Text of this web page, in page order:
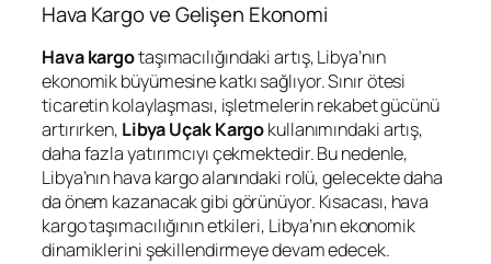
Hava Kargo ve Gelişen Ekonomi
Hava kargotaşımacılığındaki artış, Libya’nın
ekonomik büyümesine katkı sağlıyor. Sınır ötesi
ticaretin kolaylaşması, işletmelerin rekabet gücünü
artırırken, Libya Uçak Kargokullanımındaki artış,
daha fazla yatırımcıyı çekmektedir. Bu nedenle,
Libya’nın hava kargo alanındaki rolü, gelecekte daha
da önem kazanacak gibi görünüyor. Kısacası, hava
kargo taşımacılığının etkileri, Libya’nın ekonomik
dinamiklerini şekillendirmeye devam edecek.